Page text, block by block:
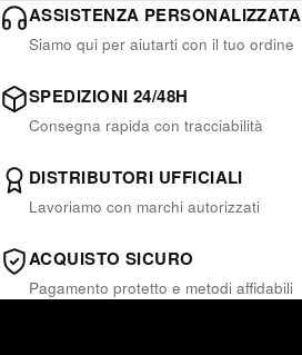
ASSISTENZA PERSONALIZZATA
Siamo qui per aiutarti con il tuo ordine
SPEDIZIONI 24/48H
Consegna rapida con tracciabilità
DISTRIBUTORI UFFICIALI
Lavoriamo con marchi autorizzati
ACQUISTO SICURO
Pagamento protetto e metodi affidabili